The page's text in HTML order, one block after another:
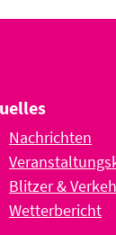
Nachrichten
Blitzer &
Wetterbericht